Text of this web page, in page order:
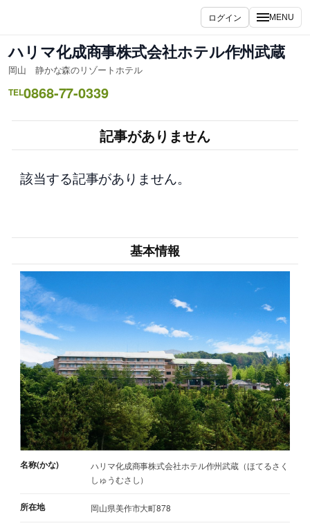
ス
キ
ッ
ログイン MENU
ハリマ化成商事株式会社ホテル作州武蔵
岡山 静かな森のリゾートホテル
TEL0868-77-0339
記事がありません
該当する記事がありません。
基本情報
名称(かな)
ハリマ化成商事株式会社ホテル作州武蔵（ほてるさく
しゅうむさし）
所在地 岡山県美作市大町878